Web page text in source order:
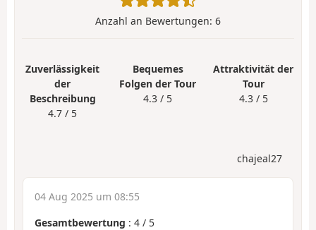
Anzahl an Bewertungen: 6
Zuverlässigkeit
der
Beschreibung
4.7 / 5
Bequemes
Folgen der Tour
4.3 / 5
Attraktivität der
Tour
4.3 / 5
chajeal27
04 Aug 2025 um 08:55
Gesamtbewertung : 4 / 5